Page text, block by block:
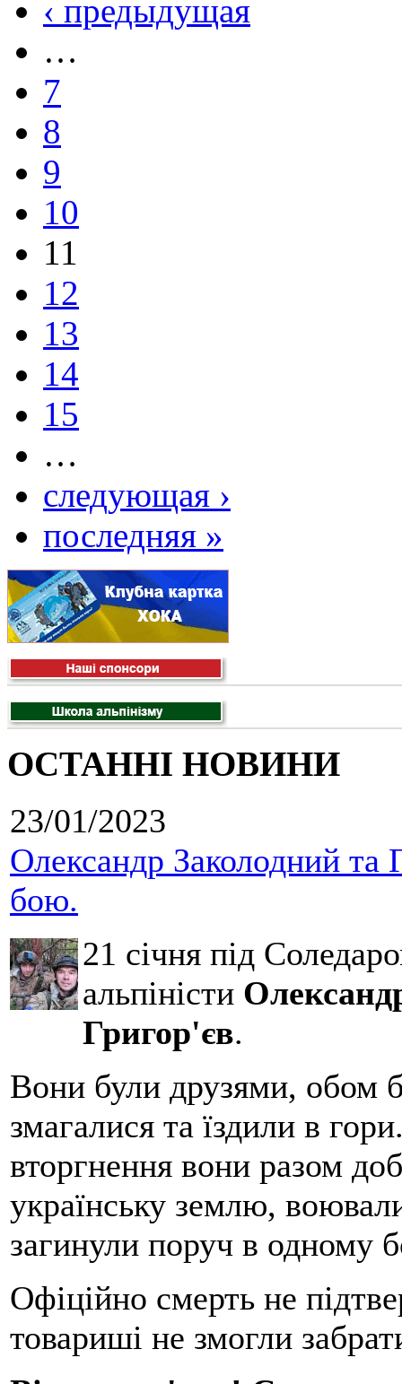
‹ предыдущая
…
7
8
9
10
11
12
13
14
15
…
следующая ›
последняя »
ОСТАННІ НОВИНИ
23/01/2023
Олександр Заколодний та
бою.
21 січня під
альпіністи
Григор'єв.
Вони були друзями, обом
змагалися та їздили в
вторгнення вони разом
українську землю,
загинули поруч в одному
Офіційно смерть не
товариші не змогли